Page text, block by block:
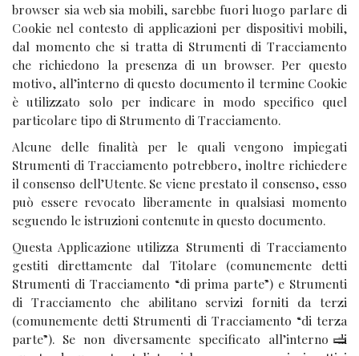
browser sia web sia mobili, sarebbe fuori luogo parlare di
Cookie nel contesto di applicazioni per dispositivi mobili,
dal momento che si tratta di Strumenti di Tracciamento
che richiedono la presenza di un browser. Per questo
motivo, all’interno di questo documento il termine Cookie
è utilizzato solo per indicare in modo specifico quel
particolare tipo di Strumento di Tracciamento.
Alcune delle finalità per le quali vengono impiegati
Strumenti di Tracciamento potrebbero, inoltre richiedere
il consenso dell’Utente. Se viene prestato il consenso, esso
può essere revocato liberamente in qualsiasi momento
seguendo le istruzioni contenute in questo documento.
Questa Applicazione utilizza Strumenti di Tracciamento
gestiti direttamente dal Titolare (comunemente detti
Strumenti di Tracciamento “di prima parte”) e Strumenti
di Tracciamento che abilitano servizi forniti da terzi
(comunemente detti Strumenti di Tracciamento “di terza
parte”). Se non diversamente specificato all’interno di